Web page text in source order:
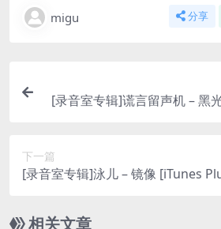
migu 分享
[录音室专辑]谎言留声机 – 黑
下一篇
[录音室专辑]泳儿 – 镜像 [iTunes
相关文章